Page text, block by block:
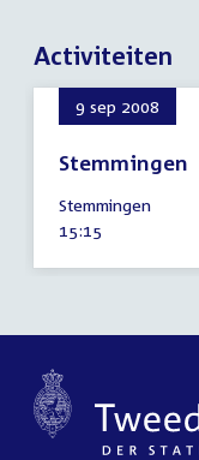
Activiteiten
9 sep 2008
Stemmingen
september
2008
Stemmingen
Tijd
15:15